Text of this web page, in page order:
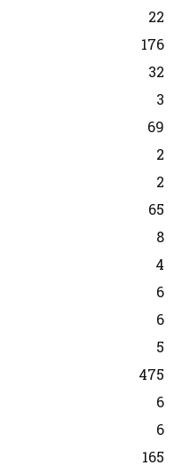
22
176
32
3
69
2
2
65
8
4
6
6
5
475
6
6
165